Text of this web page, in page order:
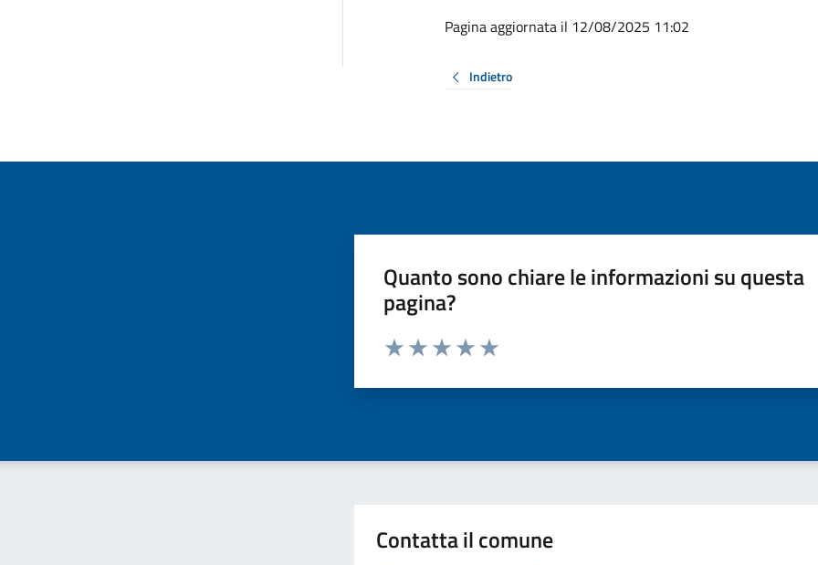
Pagina aggiornata il 12/08/2025 11:02
Indietro
Quanto sono chiare le informazioni su questa
pagina?
Valuta da 1 a 5 stelle la pagina
Contatta il comune